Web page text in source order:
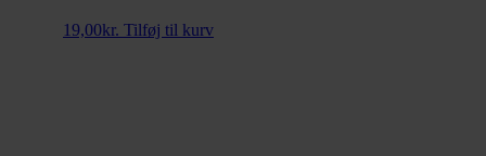
19,00kr. Tilføj til kurv